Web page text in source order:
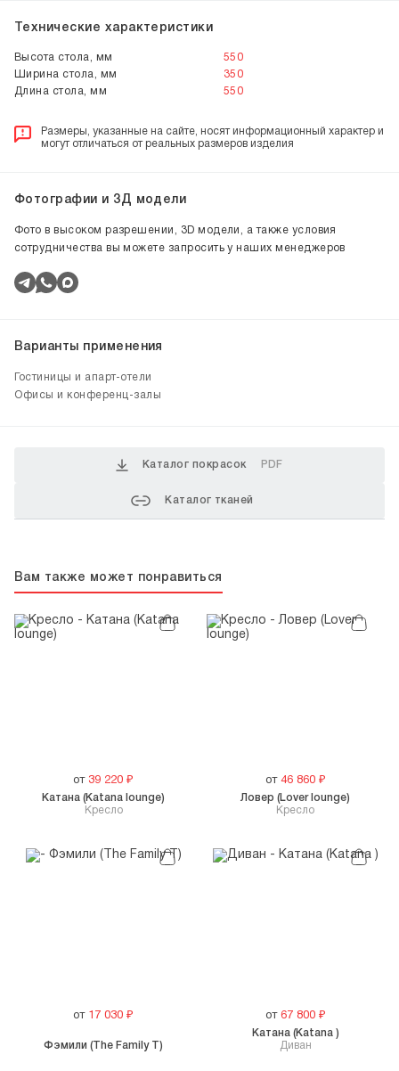
Технические характеристики
Высота стола, мм
550
Ширина стола, мм
350
Длина стола, мм
550
Размеры, указанные на сайте, носят информационный характер и
могут отличаться от реальных размеров изделия
Фотографии и 3Д модели
Фото в высоком разрешении, 3D модели, а также условия
сотрудничества вы можете запросить у наших менеджеров
Варианты применения
Гостиницы и апарт-отели
Офисы и конференц-залы
Каталог покрасок PDF
Каталог тканей
Вам также может понравиться
от 39 220 ₽
Кресло
Катана (Katana lounge)
от 46 860₽
Кресло
Ловер (Lover lounge)
от 17 030 ₽
Фэмили (The Family T)
от 67 800₽
Диван
Катана (Katana )